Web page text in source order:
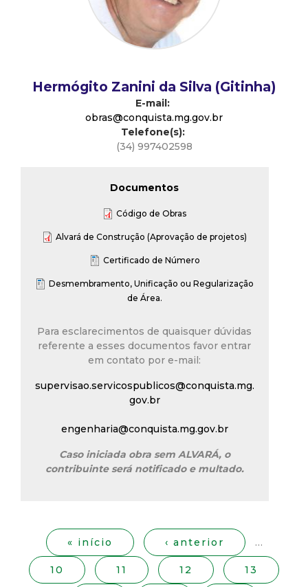
o
t
a
G
Hermógito Zanini da Silva (Gitinha)
E-mail:
obras@conquista.mg.gov.br
Telefone(s):
(34) 997402598
Documentos
Código de Obras
Alvará de Construção (Aprovação de projetos)
Certificado de Número
Desmembramento, Unificação ou Regularização
de Área.
Para esclarecimentos de quaisquer dúvidas
referente a esses documentos favor entrar
em contato por e-mail:
supervisao.servicospublicos@conquista.mg.
gov.br
engenharia@conquista.mg.gov.br
Caso iniciada obra sem ALVARÁ, o
contribuinte será notificado e multado.
n
« início ‹ anterior …
10 11 12 13